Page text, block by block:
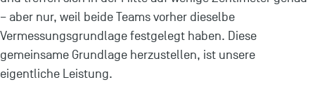
– aber nur, weil beide Teams vorher dieselbe
Vermessungsgrundlage festgelegt haben. Diese
gemeinsame Grundlage herzustellen, ist unsere
eigentliche Leistung.